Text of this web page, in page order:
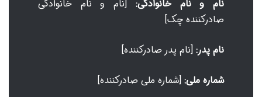
نام و نام خانوادگی: [نام و نام خانوادگی
صادرکننده چک]
نام پدر: [نام پدر صادرکننده]
شماره ملی: [شماره ملی صادرکننده]